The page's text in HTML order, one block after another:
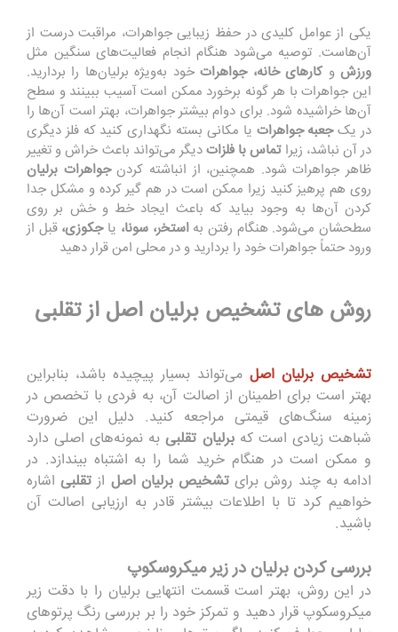
یکی ازعوامل کلیدی در حفظ زیبایی جواهرات، مراقبتدرست از
آنهاست. توصیه می‌شود هنگامانجام فعالیت‌هایسنگین مثل
ورزشو کارهای خانه، جواهراتخود به‌ویژه برلیان‌ها را بردارید.
این جواهرات با هر گونه برخورد ممکن استآسیب ببینند و سطح
آنها خراشیده شود. برای دوامبیشتر جواهرات، بهتر است آن‌ها را
در یکجعبه جواهرات یا مکانی بسته نگهداری کنیدکه فلز دیگری
در آن نباشد، زیراتماسبا فلزاتدیگر می‌تواند باعث خراش و تغییر
ظاهر جواهراتشود. همچنین، از انباشته کردنجواهرات برلیان
روی هم پرهیز کنید زیرا ممکن است در هم گیرکرده و مشکل جدا
کردن آنها به وجود بیاید که باعث ایجاد خط و خش بر روی
سطحشان می‌شود. هنگام رفتن بهاستخر، سونا، یا جکوزی، قبل از
ورود حتماً جواهرات خود را بردارید و در محلی امن قرار دهید
روش های تشخیص برلیان اصل از تقلبی
تشخیص برلیان اصل می‌تواند بسیار پیچیده باشد، بنابراین
بهتر استبرای اطمینان از اصالت آن، به فردی با تخصص در
زمینه سنگ‌های قیمتی مراجعه کنید. دلیل این ضرورت
شباهتزیادی است که برلیان تقلبی به نمونه‌های اصلی دارد
وممکن است در هنگام خرید شما را به اشتباهبیندازد. در
ادامهبه چند روش برای تشخیص برلیان اصل از تقلبیاشاره
خواهیمکرد تا با اطلاعات بیشترقادر به ارزیابی اصالت آن
باشید.
بررسی کردن برلیان در زیر میکروسکوپ
در این روش، بهتر است قسمت انتهایی برلیان را با دقت زیر
میکروسکوپ قرار دهید و تمرکزخود رابر بررسی رنگ پرتوهای